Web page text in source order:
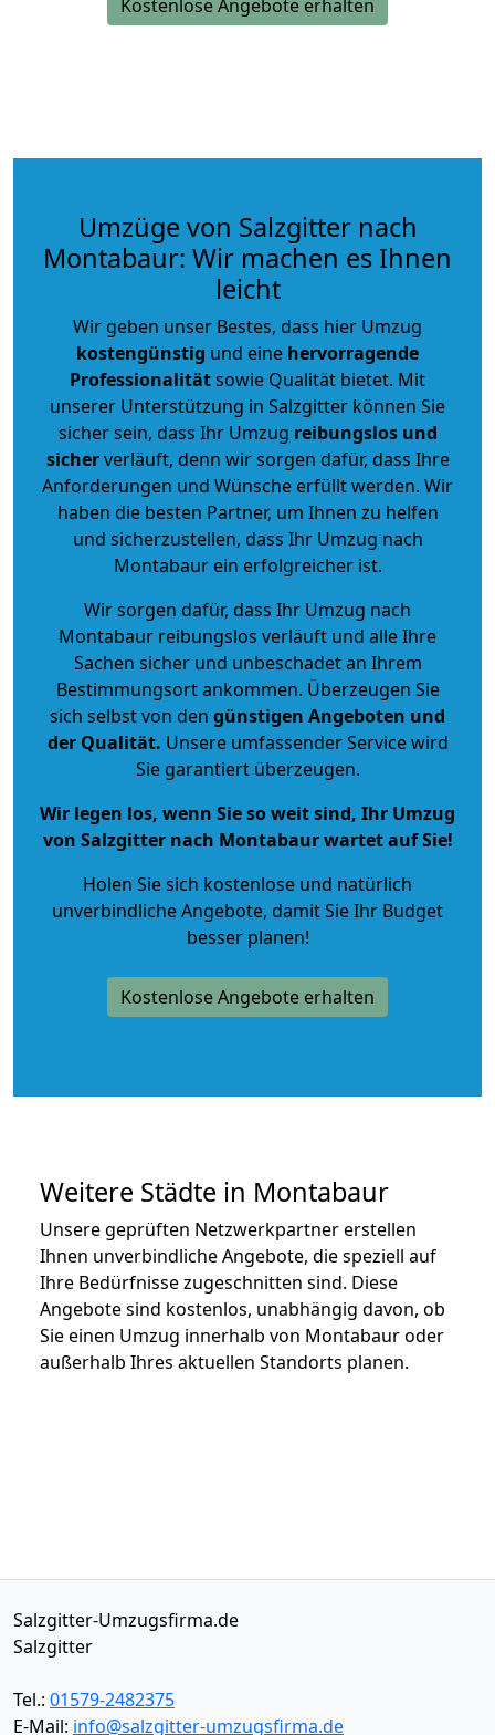
Kostenlose Angebote erhalten
Umzüge von Salzgitter nach
Montabaur: Wir machen es Ihnen
leicht
Wir geben unser Bestes, dass hier Umzug
kostengünstig und eine hervorragende
Professionalitätsowie Qualität bietet. Mit
unserer Unterstützung in Salzgitter können Sie
sicher sein, dass Ihr Umzug reibungslos und
sicherverläuft, denn wir sorgen dafür, dass Ihre
Anforderungen und Wünsche erfüllt werden. Wir
haben die besten Partner, um Ihnen zu helfen
und sicherzustellen, dass Ihr Umzug nach
Montabaur ein erfolgreicher ist.
Wir sorgen dafür, dass Ihr Umzug nach
Montabaur reibungslos verläuft und alle Ihre
Sachen sicher und unbeschadet an Ihrem
Bestimmungsort ankommen. Überzeugen Sie
sich selbst von den günstigen Angeboten und
der Qualität. Unsere umfassender Service wird
Sie garantiert überzeugen.
Wir legen los, wenn Sie so weit sind, Ihr Umzug
von Salzgitter nach Montabaur wartet auf Sie!
Holen Sie sich kostenlose und natürlich
unverbindliche Angebote, damit Sie Ihr Budget
besser planen!
Kostenlose Angebote erhalten
Weitere Städte in Montabaur
Unsere geprüften Netzwerkpartner erstellen
Ihnen unverbindliche Angebote, die speziell auf
Ihre Bedürfnisse zugeschnitten sind. Diese
Angebote sind kostenlos, unabhängig davon, ob
Sie einen Umzug innerhalb von Montabaur oder
außerhalb Ihres aktuellen Standorts planen.
Salzgitter-Umzugsfirma.de
Salzgitter
Tel.: 01579-2482375
E-Mail: info@salzgitter-umzugsfirma.de